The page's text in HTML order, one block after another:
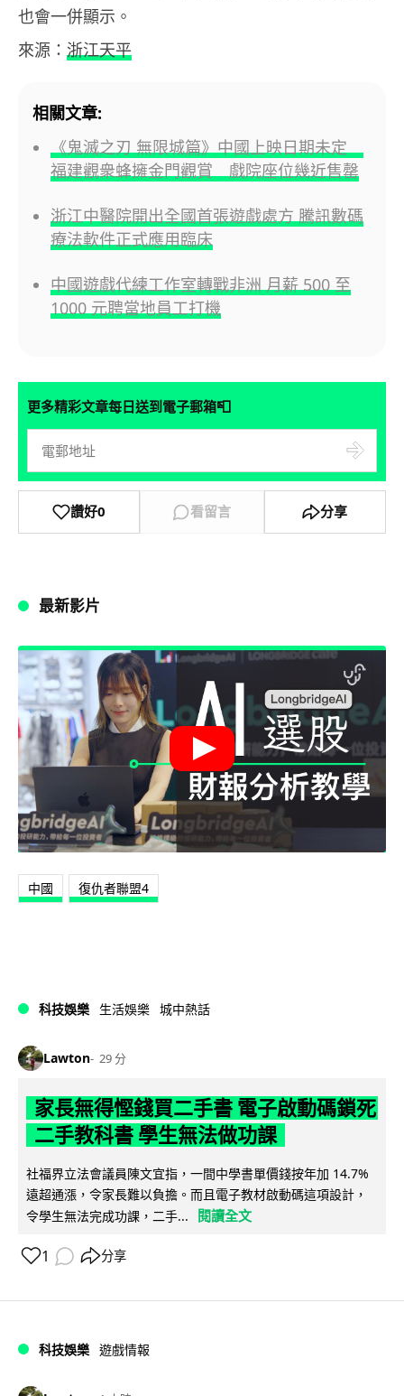
也會一併顯示。
來源： 浙江天平
相關文章:
《鬼滅之刃 無限城篇》中國上映日期未定
福建觀衆蜂擁金門觀賞 戲院座位幾近售罄
浙江中醫院開出全國首張遊戲處方 騰訊數碼
療法軟件正式應用臨床
中國遊戲代練工作室轉戰非洲 月薪 500 至
1000 元聘當地員工打機
更多精彩文章每日送到電子郵箱📮
讚好0 看留言 分享
最新影片
中國 復仇者聯盟4
科技娛樂 生活娛樂 城中熱話
Lawton 29 分
家長無得慳錢買二手書 電子啟動碼鎖死
二手教科書 學生無法做功課
社福界立法會議員陳文宜指，一間中學書單價錢按年加 14.7%
遠超通漲，令家長難以負擔。而且電子教材啟動碼這項設計，
令學生無法完成功課，二手...
閱讀全文
1 分享
科技娛樂 遊戲情報